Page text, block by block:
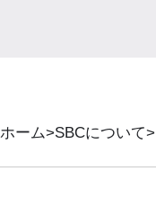
ホーム SBCについて